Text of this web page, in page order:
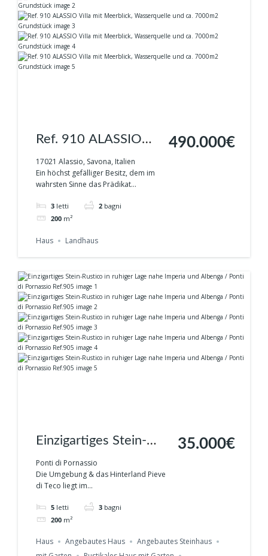
Ref. 910 ALASSIO
Villa mit Meerblick,
Wasserquelle und ca.
7000m2 Grundstück
17021 Alassio, Savona, Italien
Ein höchst gefälliger Besitz, dem im
wahrsten Sinne das Prädikat...
3 letti 2 bagni
200 m²
490.000€
Haus Landhaus
Einzigartiges Stein-
Rustico in ruhiger Lage
nahe Imperia und
Albenga / Ponti di
Pornassio Ref.905
Ponti di Pornassio
Die Umgebung & das Hinterland Pieve
di Teco liegt im...
5 letti 3 bagni
200 m²
35.000€
Haus Angebautes Haus
Angebautes Steinhaus